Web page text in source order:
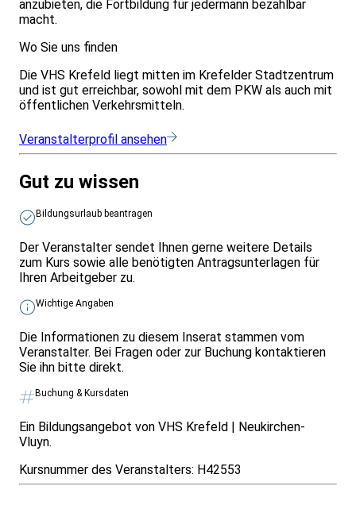
anzubieten, die Fortbildung für jedermann bezahlbar
macht.
Wo Sie uns finden
Die VHS Krefeld liegt mitten im Krefelder Stadtzentrum
und ist gut erreichbar, sowohl mit dem PKW als auch mit
öffentlichen Verkehrsmitteln.
Veranstalterprofil ansehen
Gut zu wissen
Bildungsurlaub beantragen
Der Veranstalter sendet Ihnen gerne weitere Details
zum Kurs sowie alle benötigten Antragsunterlagen für
Ihren Arbeitgeber zu.
Wichtige Angaben
Die Informationen zu diesem Inserat stammen vom
Veranstalter. Bei Fragen oder zur Buchung kontaktieren
Sie ihn bitte direkt.
Buchung & Kursdaten
Ein Bildungsangebot von VHS Krefeld | Neukirchen-
Vluyn.
Kursnummer des Veranstalters: H42553